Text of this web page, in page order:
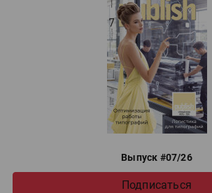
Выпуск #07/26
Подписаться